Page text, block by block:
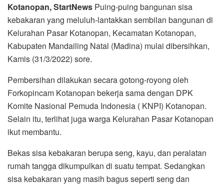
Kotanopan, StartNews Puing-puing bangunan sisa
kebakaran yang meluluh-lantakkan sembilan bangunan di
Kelurahan Pasar Kotanopan, Kecamatan Kotanopan,
Kabupaten Mandailing Natal (Madina) mulai dibersihkan,
Kamis (31/3/2022) sore.
Pembersihan dilakukan secara gotong-royong oleh
Forkopincam Kotanopan bekerja sama dengan DPK
Komite Nasional Pemuda Indonesia ( KNPI) Kotanopan.
Selain itu, terlihat juga warga Kelurahan Pasar Kotanopan
ikut membantu.
Bekas sisa kebakaran berupa seng, kayu, dan peralatan
rumah tangga dikumpulkan di suatu tempat. Sedangkan
sisa kebakaran yang masih bagus seperti seng dan